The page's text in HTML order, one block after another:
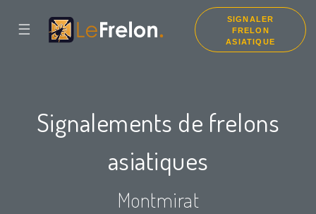
☰
SIGNALER
FRELON
ASIATIQUE
Signalements de frelons
asiatiques
Montmirat